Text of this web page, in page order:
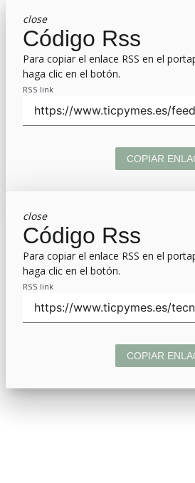
close
Código Rss
Para copiar el enlace RSS en el
haga clic en el botón.
RSS link
COPIAR
close
Código Rss
Para copiar el enlace RSS en el
haga clic en el botón.
RSS link
COPIAR